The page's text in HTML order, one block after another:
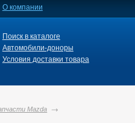
Mazda
О компании
Поиск в каталоге
Автомобили-доноры
Условия доставки товара